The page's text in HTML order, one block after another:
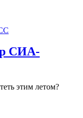
СИА-
этим летом?